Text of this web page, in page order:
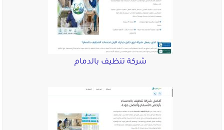
شركة تنظيف بالدمام